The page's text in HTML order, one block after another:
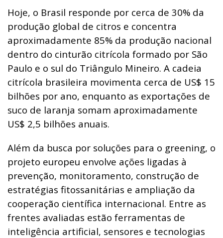
Hoje, o Brasil responde por cerca de 30% da
produção global de citros e concentra
aproximadamente 85% da produção nacional
dentro do cinturão citrícola formado por São
Paulo e o sul do Triângulo Mineiro. A cadeia
citrícola brasileira movimenta cerca de US$ 15
bilhões por ano, enquanto as exportações de
suco de laranja somam aproximadamente
US$ 2,5 bilhões anuais.
Além da busca por soluções para o greening, o
projeto europeu envolve ações ligadas à
prevenção, monitoramento, construção de
estratégias fitossanitárias e ampliação da
cooperação científica internacional. Entre as
frentes avaliadas estão ferramentas de
inteligência artificial, sensores e tecnologias